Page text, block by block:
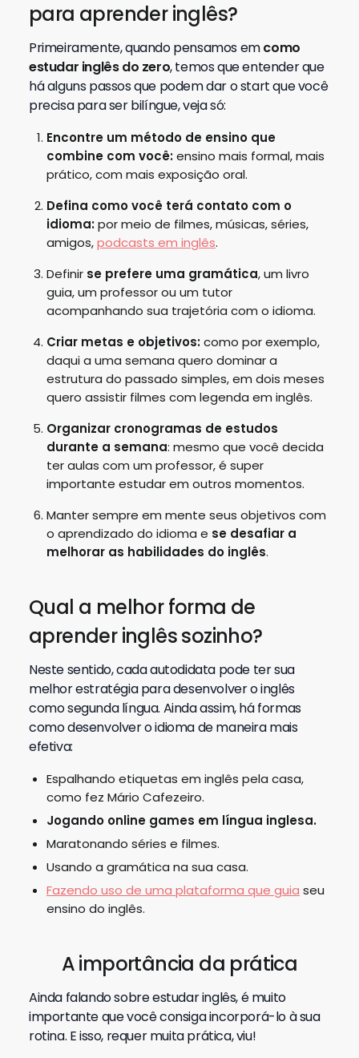
para aprender inglês?
Primeiramente, quando pensamos emcomo
estudar inglês do zero, temos que entender que
há alguns passos que podem dar o start que você
precisa para ser bilíngue, veja só:
Encontre um método de ensino que
combine com você:ensino mais formal, mais
prático, com mais exposição oral.
Defina como você terá contato com o
idioma:por meio de filmes, músicas, séries,
amigos,podcasts em inglês.
Definir se prefere uma gramática, um livro
guia, um professor ou um tutor
acompanhando sua trajetória com o idioma.
Criar metas e objetivos:como por exemplo,
daqui a uma semana quero dominar a
estrutura do passado simples, em dois meses
quero assistir filmes com legenda em inglês.
Organizar cronogramas de estudos
durante a semana: mesmo que você decida
ter aulas com um professor, é super
importante estudar em outros momentos.
Manter sempre em mente seus objetivos com
o aprendizado do idioma e se desafiar a
melhorar as habilidades do inglês.
Qual a melhor forma de
aprender inglês sozinho?
Neste sentido, cada autodidata pode ter sua
melhor estratégia para desenvolver o inglês
como segunda língua. Ainda assim, há formas
como desenvolver o idioma de maneira mais
efetiva:
Espalhando etiquetas em inglês pela casa,
como fez Mário Cafezeiro.
Jogando online games em língua inglesa.
Maratonando séries e filmes.
Usando a gramática na sua casa.
Fazendo uso de uma plataforma que guia seu
ensino do inglês.
A importância da prática
Ainda falando sobre estudar inglês, é muito
importante que você consiga incorporá-lo à sua
rotina. E isso, requer muita prática, viu!